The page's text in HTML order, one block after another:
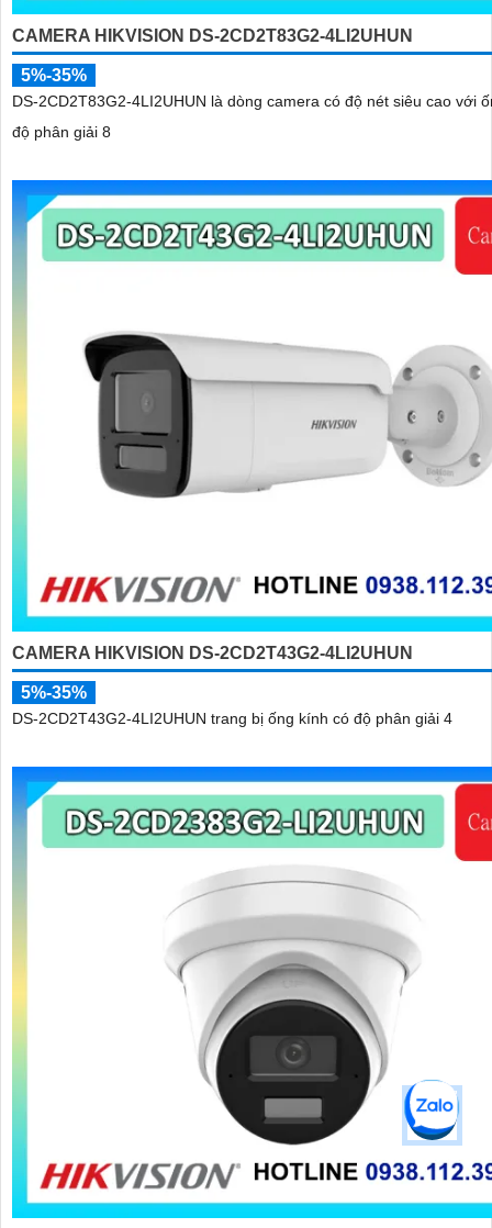
CAMERA HIKVISION DS-2CD2T83G2-4LI2UHUN
5%-35%
DS-2CD2T83G2-4LI2UHUN là dòng camera có độ nét siêu cao với
độ phân giải 8
CAMERA HIKVISION DS-2CD2T43G2-4LI2UHUN
5%-35%
DS-2CD2T43G2-4LI2UHUN trang bị ống kính có độ phân giải 4